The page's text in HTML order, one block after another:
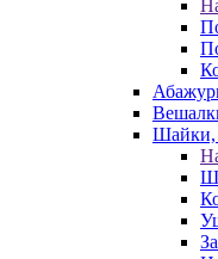
Шайки,